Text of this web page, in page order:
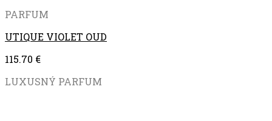
PARFUM
UTIQUE VIOLET OUD
115.70 €
LUXUSNÝ PARFUM